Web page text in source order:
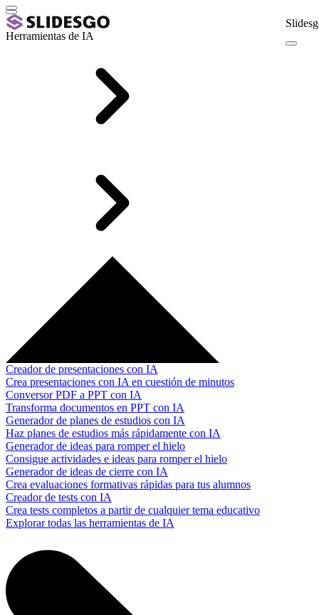
Herramientas de IA
Creador de presentaciones con IA
Crea presentaciones con IA en cuestión de minutos
Conversor PDF a PPT con IA
Transforma documentos en PPT con IA
Generador de planes de estudios con IA
Haz planes de estudios más rápidamente con IA
Generador de ideas para romper el hielo
Consigue actividades e ideas para romper el hielo
Generador de ideas de cierre con IA
Crea evaluaciones formativas rápidas para tus alumnos
Creador de tests con IA
Crea tests completos a partir de cualquier tema educativo
Explorar todas las herramientas de IA